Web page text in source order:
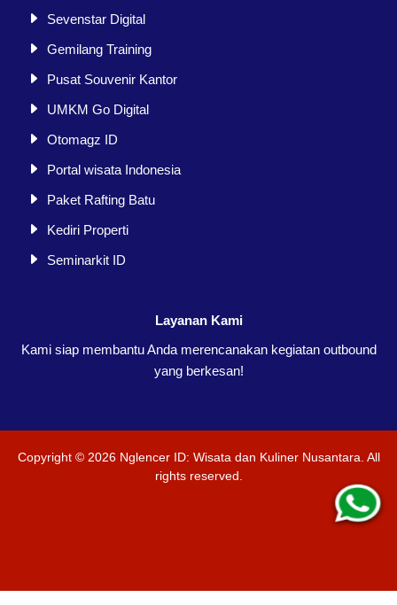
Sevenstar Digital
Gemilang Training
Pusat Souvenir Kantor
UMKM Go Digital
Otomagz ID
Portal wisata Indonesia
Paket Rafting Batu
Kediri Properti
Seminarkit ID
Layanan Kami
Kami siap membantu Anda merencanakan kegiatan outbound
yang berkesan!
Copyright © 2026 Nglencer ID: Wisata dan Kuliner Nusantara . All
rights reserved.